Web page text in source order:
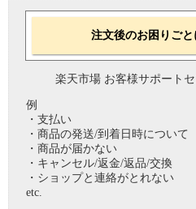
注文後のお困りご
楽天市場 お客様サポート
例
・支払い
・商品の発送/到着日時について
・商品が届かない
・キャンセル/返金/返品/交換
・ショップと連絡がとれない
etc.